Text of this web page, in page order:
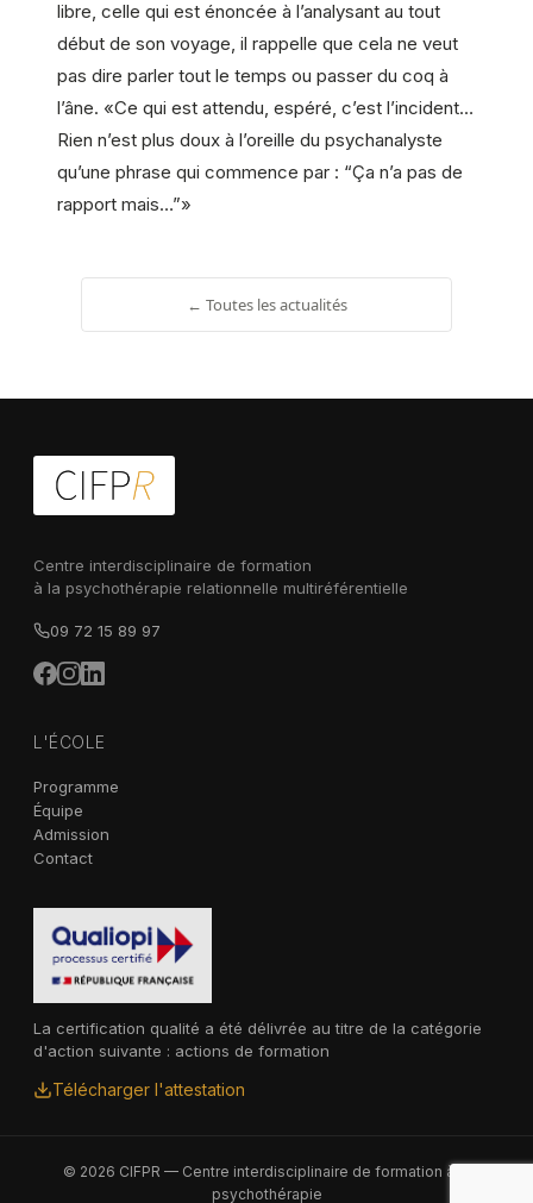
libre, celle qui est énoncée à l’analysant au tout
début de son voyage, il rappelle que cela ne veut
pas dire parler tout le temps ou passer du coq à
l’âne. «Ce qui est attendu, espéré, c’est l’incident…
Rien n’est plus doux à l’oreille du psychanalyste
qu’une phrase qui commence par : “Ça n’a pas de
rapport mais…”»
← Toutes les actualités
Centre interdisciplinaire de formation
à la psychothérapie relationnelle multiréférentielle
09 72 15 89 97
L'ÉCOLE
Programme
Équipe
Admission
Contact
La certification qualité a été délivrée au titre de la catégorie
d'action suivante : actions de formation
Télécharger l'attestation
© 2026 CIFPR — Centre interdisciplinaire de formation à la
psychothérapie